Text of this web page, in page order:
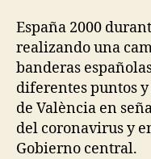
España 2000
realizando una
banderas
diferentes puntos
de València en
del coronavirus y
Gobierno central.